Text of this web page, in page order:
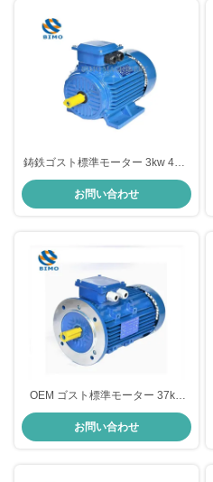
鋳鉄ゴスト標準モーター 3kw 4HP
AC 3相アシンクロンインダクショ
ン電動モーター
お問い合わせ
OEM ゴスト標準モーター 37kw
50HP 220V 380V 水ポンプ用三相
交流感应モーター
お問い合わせ